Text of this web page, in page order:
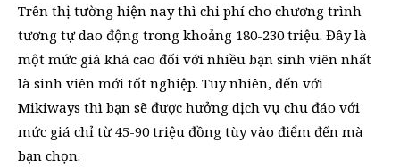
Trên thị tường hiện nay thì chi phí cho chương trình
tương tự dao động trong khoảng 180-230 triệu. Đây là
một mức giá khá cao đối với nhiều bạn sinh viên nhất
là sinh viên mới tốt nghiệp. Tuy nhiên, đến với
Mikiways thì bạn sẽ được hưởng dịch vụ chu đáo với
mức giá chỉ từ 45-90 triệu đồng tùy vào điểm đến mà
bạn chọn.